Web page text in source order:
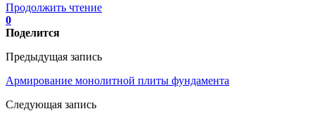
Продолжить чтение
0
Поделится
Предыдущая запись
Армирование монолитной плиты фундамента
Следующая запись